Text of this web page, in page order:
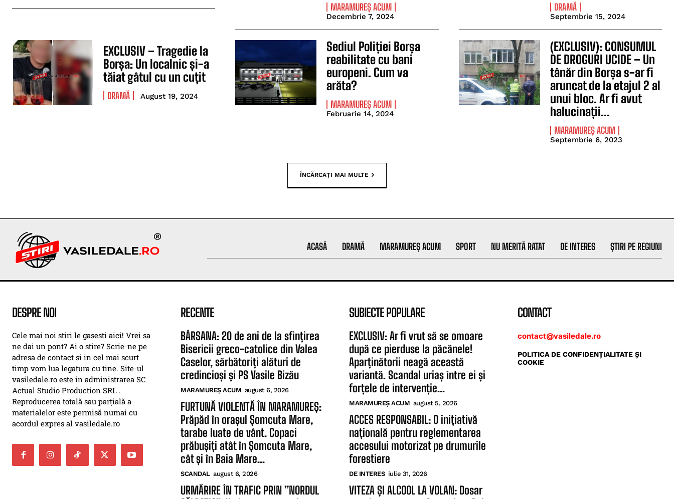
MARAMUREȘ ACUM
Decembrie 7, 2024
DRAMĂ
Septembrie 15, 2024
EXCLUSIV – Tragedie la
Borșa: Un localnic și-a
tăiat gâtul cu un cuțit
DRAMĂ August 19, 2024
Sediul Poliției Borșa
reabilitate cu bani
europeni. Cum va
arăta?
MARAMUREȘ ACUM
Februarie 14, 2024
(EXCLUSIV): CONSUMUL
DE DROGURI UCIDE – Un
tânăr din Borșa s-ar fi
aruncat de la etajul 2 al
unui bloc. Ar fi avut
halucinații...
MARAMUREȘ ACUM
Septembrie 6, 2023
ÎNCĂRCAȚI MAI MULTE
ACASĂ DRAMĂ MARAMUREȘ ACUM SPORT NU MERITĂ RATAT DE INTERES ȘTIRI PE REGIUNI
DESPRE NOI
Cele mai noi stiri le gasesti aici! Vrei sa
ne dai un pont? Ai o stire? Scrie-ne pe
adresa de contact si in cel mai scurt
timp vom lua legatura cu tine. Site-ul
vasiledale.ro este in administrarea SC
Actual Studio Production SRL .
Reproducerea totală sau parțială a
materialelor este permisă numai cu
acordul expres al vasiledale.ro
RECENTE
BÂRSANA: 20 de ani de la sfințirea
Bisericii greco-catolice din Valea
Caselor, sărbătoriți alături de
credincioși și PS Vasile Bizău
MARAMUREȘ ACUM august 6, 2026
FURTUNĂ VIOLENTĂ ÎN MARAMUREȘ:
Prăpăd în orașul Șomcuta Mare,
tarabe luate de vânt. Copaci
prăbușiți atât în Șomcuta Mare,
cât și în Baia Mare...
SCANDAL august 6, 2026
URMĂRIRE ÎN TRAFIC PRIN ”NORDUL
SUBIECTE POPULARE
EXCLUSIV: Ar fi vrut să se omoare
după ce pierduse la păcănele!
Aparținătorii neagă această
variantă. Scandal uriaș între ei și
forțele de intervenție...
MARAMUREȘ ACUM august 5, 2026
ACCES RESPONSABIL: O inițiativă
națională pentru reglementarea
accesului motorizat pe drumurile
forestiere
DE INTERES iulie 31, 2026
VITEZA ȘI ALCOOL LA VOLAN: Dosar
CONTACT
contact@vasiledale.ro
POLITICA DE CONFIDENŢIALITATE ŞI
COOKIE